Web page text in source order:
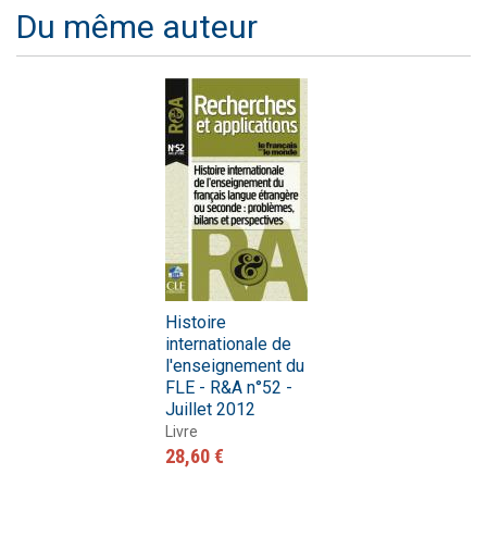
Du même auteur
Histoire
internationale de
l'enseignement du
FLE - R&A n°52 -
Juillet 2012
Livre
28,60 €